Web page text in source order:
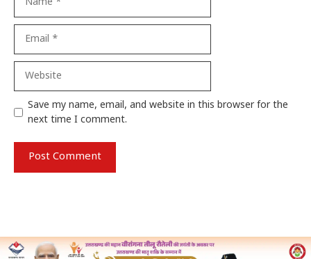
Website
Save my name, email, and website in this browser for the
next time I comment.